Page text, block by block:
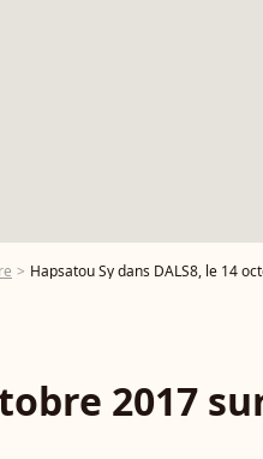
Hapsatou Sy dans DALS8, le 14
2017